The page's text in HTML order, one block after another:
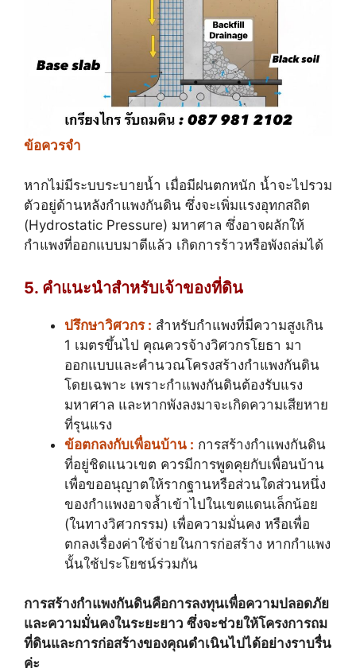
ข้อควรจำ
หากไม่มีระบบระบายน้ำ เมื่อมีฝนตกหนัก น้ำจะไปรวม
ตัวอยู่ด้านหลังกำแพงกันดิน ซึ่งจะเพิ่มแรงอุทกสถิต
(Hydrostatic Pressure) มหาศาล ซึ่งอาจผลักให้
กำแพงที่ออกแบบมาดีแล้ว เกิดการร้าวหรือพังถล่มได้
5. คำแนะนำสำหรับเจ้าของที่ดิน
ปรึกษาวิศวกร : สำหรับกำแพงที่มีความสูงเกิน
1 เมตรขึ้นไป คุณควรจ้างวิศวกรโยธา มา
ออกแบบและคำนวณโครงสร้างกำแพงกันดิน
โดยเฉพาะ เพราะกำแพงกันดินต้องรับแรง
มหาศาล และหากพังลงมาจะเกิดความเสียหาย
ที่รุนแรง
ข้อตกลงกับเพื่อนบ้าน : การสร้างกำแพงกันดิน
ที่อยู่ชิดแนวเขต ควรมีการพูดคุยกับเพื่อนบ้าน
เพื่อขออนุญาตให้รากฐานหรือส่วนใดส่วนหนึ่ง
ของกำแพงอาจล้ำเข้าไปในเขตแดนเล็กน้อย
(ในทางวิศวกรรม) เพื่อความมั่นคง หรือเพื่อ
ตกลงเรื่องค่าใช้จ่ายในการก่อสร้าง หากกำแพง
นั้นใช้ประโยชน์ร่วมกัน
การสร้างกำแพงกันดินคือการลงทุนเพื่อความปลอดภัย
และความมั่นคงในระยะยาว ซึ่งจะช่วยให้โครงการถม
ที่ดินและการก่อสร้างของคุณดำเนินไปได้อย่างราบรื่น
ค่ะ